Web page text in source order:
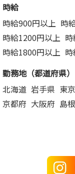
時給
時給900円以上 時
時給1200円以上
時給1800円以上
勤務地（都道府県）
北海道 岩手県 東
京都府 大阪府 島